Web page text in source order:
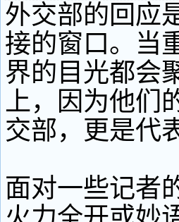
外交部的回应
接的窗口。当
界的目光都会
上，因为他们
交部，更是代
面对一些记者